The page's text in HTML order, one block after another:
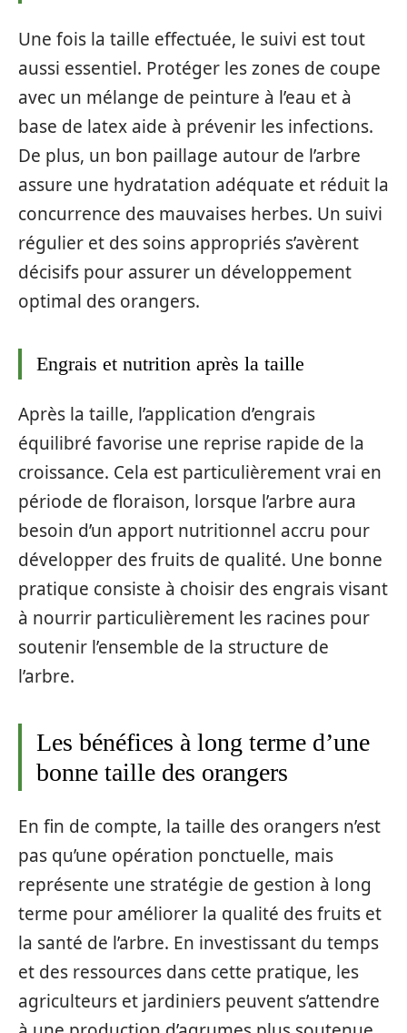
Une fois la taille effectuée, le suivi est tout
aussi essentiel. Protéger les zones de coupe
avec un mélange de peinture à l’eau et à
base de latex aide à prévenir les infections.
De plus, un bon paillage autour de l’arbre
assure une hydratation adéquate et réduit la
concurrence des mauvaises herbes. Un suivi
régulier et des soins appropriés s’avèrent
décisifs pour assurer un développement
optimal des orangers.
Engrais et nutrition après la taille
Après la taille, l’application d’engrais
équilibré favorise une reprise rapide de la
croissance. Cela est particulièrement vrai en
période de floraison, lorsque l’arbre aura
besoin d’un apport nutritionnel accru pour
développer des fruits de qualité. Une bonne
pratique consiste à choisir des engrais visant
à nourrir particulièrement les racines pour
soutenir l’ensemble de la structure de
l’arbre.
Les bénéfices à long terme d’une
bonne taille des orangers
En fin de compte, la taille des orangers n’est
pas qu’une opération ponctuelle, mais
représente une stratégie de gestion à long
terme pour améliorer la qualité des fruits et
la santé de l’arbre. En investissant du temps
et des ressources dans cette pratique, les
agriculteurs et jardiniers peuvent s’attendre